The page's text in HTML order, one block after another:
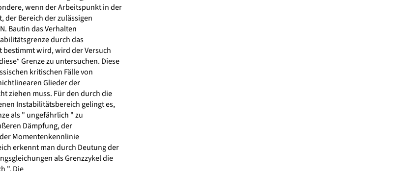
wenn der Arbeitspunkt in der
der Bereich der zulässigen
Bautin das Verhalten
durch das
bestimmt wird, wird der Versuch
Grenze zu untersuchen. Diese
kritischen Fälle von
Glieder der
ziehen muss. Für den durch die
Instabilitätsbereich gelingt es,
als " ungefährlich " zu
Dämpfung, der
Momentenkennlinie
erkennt man durch Deutung der
als Grenzzykel die